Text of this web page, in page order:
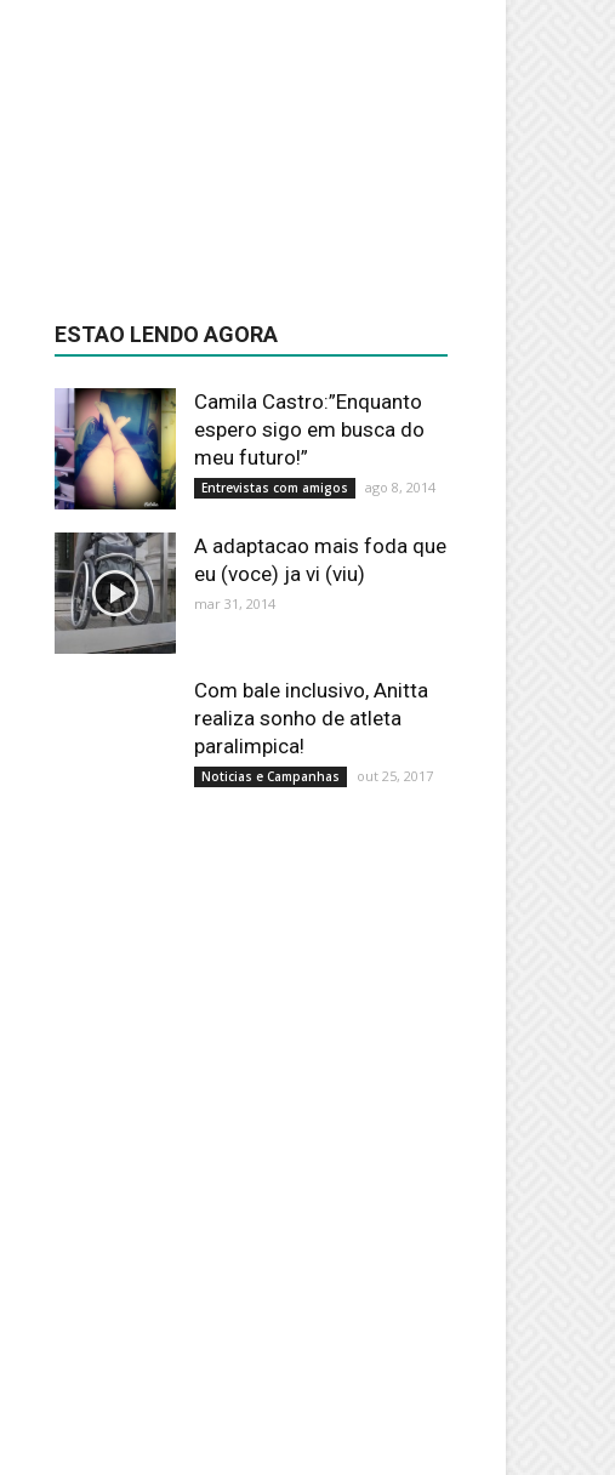
ESTAO LENDO AGORA
Camila Castro:”Enquanto
espero sigo em busca do
meu futuro!”
Entrevistas com amigos ago 8, 2014
A adaptacao mais foda que
eu (voce) ja vi (viu)
mar 31, 2014
Com bale inclusivo, Anitta
realiza sonho de atleta
paralimpica!
Noticias e Campanhas out 25, 2017